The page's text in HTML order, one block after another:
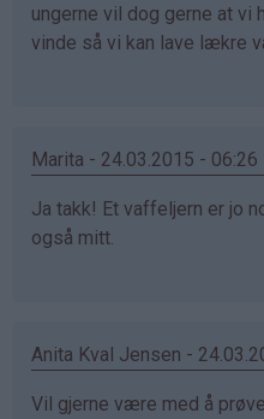
ungerne vil dog gerne at vi
vinde så vi kan lave lækre
Marita - 24.03.2015 - 06:26
Ja takk! Et vaffeljern er jo
også mitt.
Anita Kval Jensen -
Vil gjerne være med å